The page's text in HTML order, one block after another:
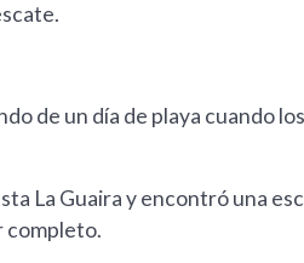
de un día de playa cuando
La Guaira y encontró una
completo.